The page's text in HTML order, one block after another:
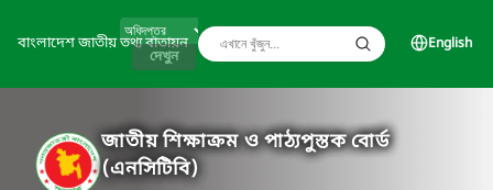
বাংলাদেশ জাতীয় তথ্য বাতায়ন
দেখুন
English
জাতীয় শিক্ষাক্রম ও পাঠ্যপুস্তক বোর্ড
(এনসিটিবি)